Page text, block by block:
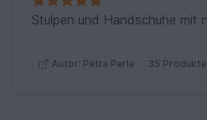
Autor: Petra Perle 35 Produkte